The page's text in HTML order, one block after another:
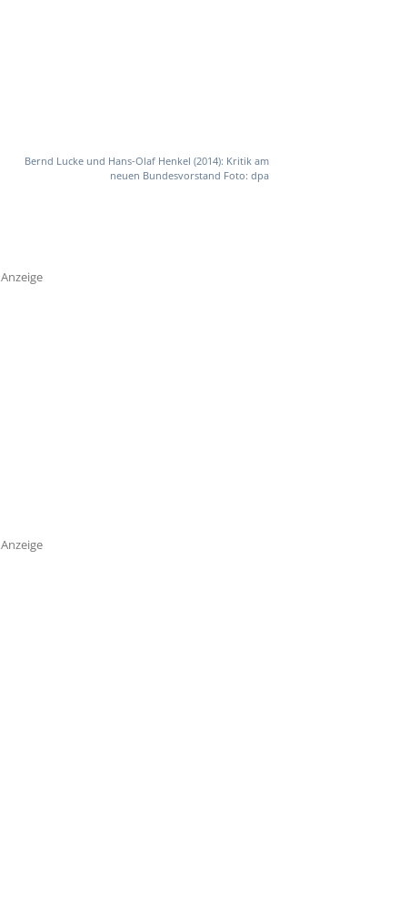
Bernd Lucke und Hans-Olaf Henkel (2014): Kritik am
neuen Bundesvorstand Foto: dpa
Anzeige
Anzeige